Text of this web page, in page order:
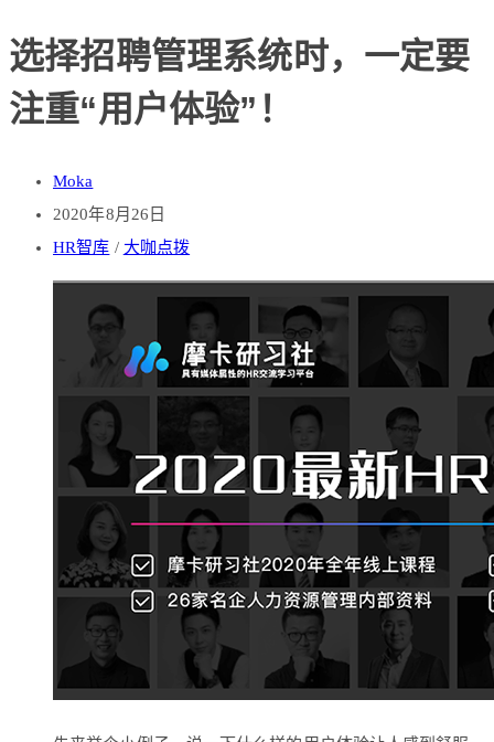
选择招聘管理系统时，一定要
注重“用户体验”！
Moka
2020年8月26日
HR智库 / 大咖点拨